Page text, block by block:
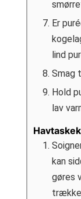
Er
lind
Smag
Hold
lav
kan
gøres